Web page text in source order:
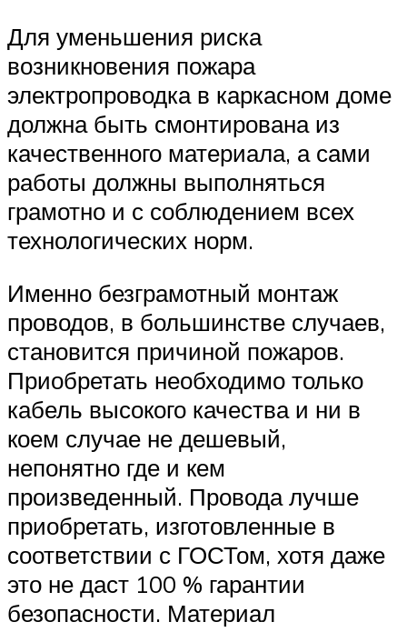
Для уменьшения риска
возникновения пожара
электропроводка в каркасном доме
должна быть смонтирована из
качественного материала, а сами
работы должны выполняться
грамотно и с соблюдением всех
технологических норм.
Именно безграмотный монтаж
проводов, в большинстве случаев,
становится причиной пожаров.
Приобретать необходимо только
кабель высокого качества и ни в
коем случае не дешевый,
непонятно где и кем
произведенный. Провода лучше
приобретать, изготовленные в
соответствии с ГОСТом, хотя даже
это не даст 100 % гарантии
безопасности. Материал